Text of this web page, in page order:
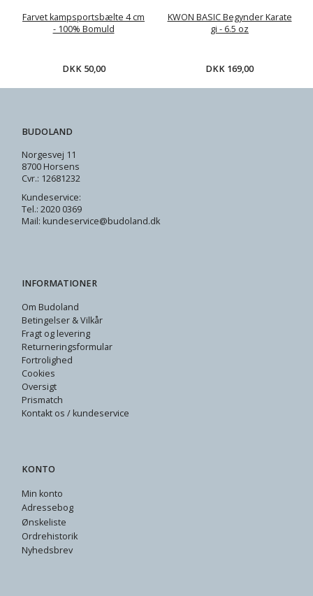
Farvet kampsportsbælte 4 cm
- 100% Bomuld
DKK 50,00
KWON BASIC Begynder Karate
gi - 6.5 oz
DKK 169,00
BUDOLAND
Norgesvej 11
8700 Horsens
Cvr.: 12681232
Kundeservice:
Tel.: 2020 0369
Mail: kundeservice@budoland.dk
INFORMATIONER
Om Budoland
Betingelser & Vilkår
Fragt og levering
Returneringsformular
Fortrolighed
Cookies
Oversigt
Prismatch
Kontakt os / kundeservice
KONTO
Min konto
Adressebog
Ønskeliste
Ordrehistorik
Nyhedsbrev